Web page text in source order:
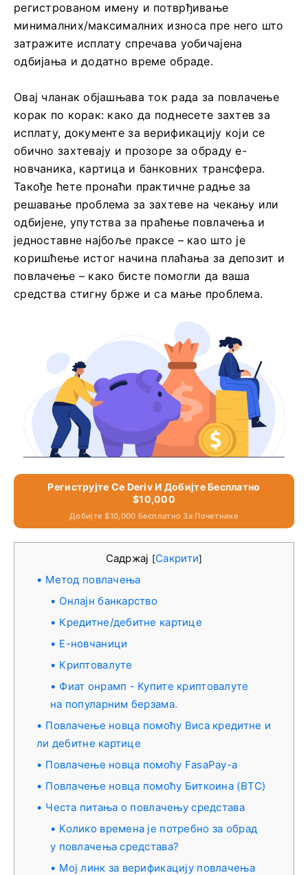
регистрованом имену и потврђивање
минималних/максималних износа пре него што
затражите исплату спречава уобичајена
одбијања и додатно време обраде.
Овај чланак објашњава ток рада за повлачење
корак по корак: како да поднесете захтев за
исплату, документе за верификацију који се
обично захтевају и прозоре за обраду е-
новчаника, картица и банковних трансфера.
Такође ћете пронаћи практичне радње за
решавање проблема за захтеве на чекању или
одбијене, упутства за праћење повлачења и
једноставне најбоље праксе – као што је
коришћење истог начина плаћања за депозит и
повлачење – како бисте помогли да ваша
средства стигну брже и са мање проблема.
Региструјте Се Deriv И Добијте Бесплатно
$10,000
Добијте $10,000 Бесплатно За Почетнике
Садржај [Сакрити]
Метод повлачења
Онлајн банкарство
Кредитне/дебитне картице
Е-новчаници
Криптовалуте
Фиат онрамп - Купите криптовалуте
на популарним берзама.
Повлачење новца помоћу Виса кредитне и
ли дебитне картице
Повлачење новца помоћу FasaPay-а
Повлачење новца помоћу Биткоина (BTC)
Честа питања о повлачењу средстава
Колико времена је потребно за обрад
у повлачења средстава?
Мој линк за верификацију повлачења